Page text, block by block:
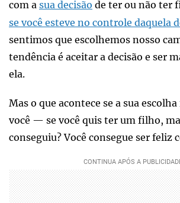
com a sua decisão de ter ou não ter
se você esteve no controle daquela
sentimos que escolhemos nosso
tendência é aceitar a decisão e ser
ela.
Mas o que acontece se a sua
você — se você quis ter um filho,
conseguiu? Você consegue ser feliz